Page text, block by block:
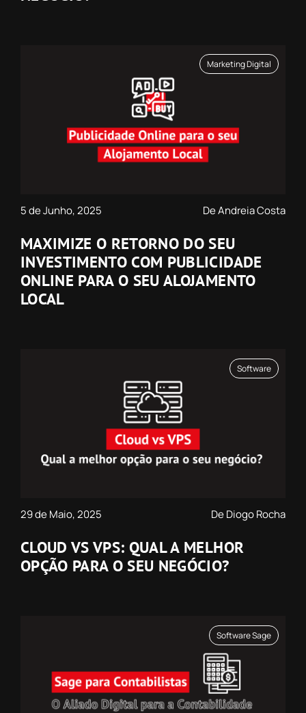
Marketing Digital
5 de Junho, 2025 De Andreia Costa
MAXIMIZE O RETORNO DO SEU
INVESTIMENTO COM PUBLICIDADE
ONLINE PARA O SEU ALOJAMENTO
LOCAL
Software
29 de Maio, 2025 De Diogo Rocha
CLOUD VS VPS: QUAL A MELHOR
OPÇÃO PARA O SEU NEGÓCIO?
Software Sage